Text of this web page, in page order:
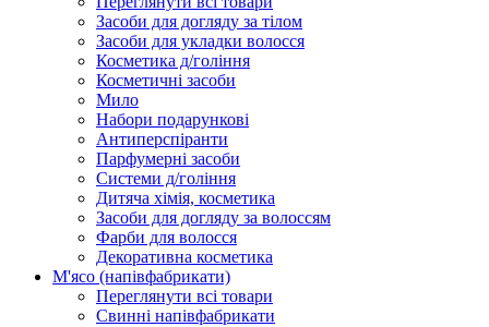
Засоби для догляду за тілом
Засоби для укладки волосся
Косметика д/гоління
Косметичні засоби
Мило
Набори подарункові
Антиперспіранти
Парфумерні засоби
Системи д/гоління
Дитяча хімія, косметика
Засоби для догляду за волоссям
Фарби для волосся
Декоративна косметика
М'ясо (напiвфабрикати)
Переглянути всі товари
Свиннi напiвфабрикати